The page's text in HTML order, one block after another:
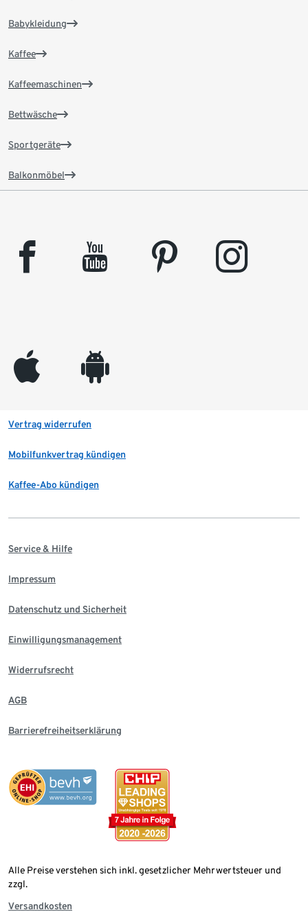
Babykleidung
Kaffee
Kaffeemaschinen
Bettwäsche
Sportgeräte
Balkonmöbel
facebook youtube pinterest instagram
appleinc android
Vertrag widerrufen
Mobilfunkvertrag kündigen
Kaffee-Abo kündigen
Service & Hilfe
Impressum
Datenschutz und Sicherheit
Einwilligungsmanagement
Widerrufsrecht
AGB
Barrierefreiheitserklärung
Alle Preise verstehen sich inkl. gesetzlicher Mehrwertsteuer und
zzgl.
Versandkosten